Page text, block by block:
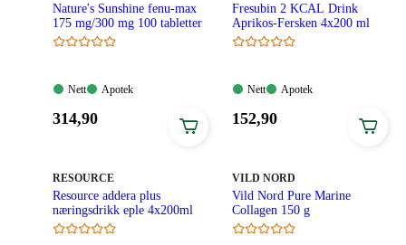
Nature's Sunshine fenu-max
175 mg/300 mg 100 tabletter
Nett:
Nett
Apotek:
Apotek
Pris:
314,90
Fresubin 2 KCAL Drink
Aprikos-Fersken 4x200 ml
Nett:
Nett
Apotek:
Apotek
Pris:
152,90
MERKE:
RESOURCE
Resource addera plus
næringsdrikk eple 4x200ml
MERKE:
VILD NORD
Vild Nord Pure Marine
Collagen 150 g